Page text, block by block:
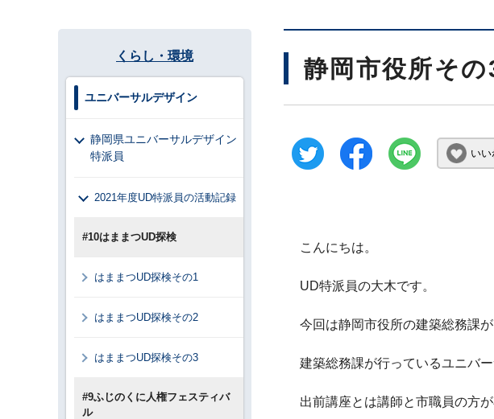
静岡市役所その
いい
こんにちは。
UD特派員の大木です。
今回は静岡市役所の建築総務課
建築総務課が行っているユニバ
出前講座とは講師と市職員の方
くらし・環境
ユニバーサルデザイン
静岡県ユニバーサルデザイン
特派員
2021年度UD特派員の活動記録
#10はままつUD探検
はままつUD探検その1
はままつUD探検その2
はままつUD探検その3
#9ふじのくに人権フェスティバ
ル